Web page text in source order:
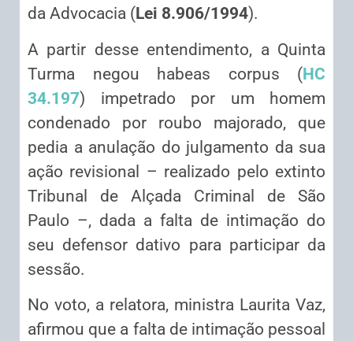
da Advocacia ( Lei 8.906/1994).
A partir desse entendimento, a Quinta
Turma negou habeas corpus (HC
34.197) impetrado por um homem
condenado por roubo majorado, que
pedia a anulação do julgamento da sua
ação revisional – realizado pelo extinto
Tribunal de Alçada Criminal de São
Paulo –, dada a falta de intimação do
seu defensor dativo para participar da
sessão.
No voto, a relatora, ministra Laurita Vaz,
afirmou que a falta de intimação pessoal